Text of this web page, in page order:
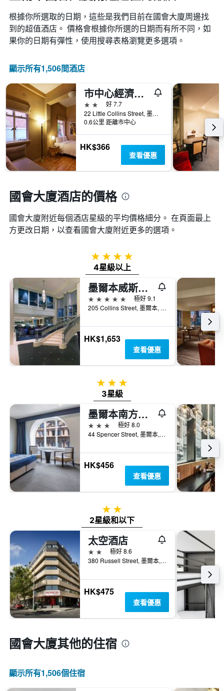
根據你所選取的日期，這些是我們目前在國會大廈​周邊找
到的超值​酒店。 價格會根據你所選的日期而有所不同，如
果你的日期有彈性，使用搜尋表格瀏覽更多選項。
顯示所有1,506間酒店
市中心經濟型酒店
2星級
好 7.7
22 Little Collins Street, 墨爾本, VIC, 澳洲
0.6公里 距離市中心
HK$366
查看優惠
國會大廈酒店的價格
國會大廈附近每個酒店星級的平均價格細分。 在頁面最上
方更改日期，以查看國會大廈​附近更多的選項。
4星級
4星級以上
墨爾本威斯汀酒店
5星級
極好 9.1
205 Collins Street, 墨爾本, VIC, 澳洲
HK$1,653
查看優惠
3星級
3星級
墨爾本南方大酒店
3星級
極好 8.0
44 Spencer Street, 墨爾本, VIC, 澳洲
HK$456
查看優惠
2星級
2星級和以下
太空酒店
2星級
極好 8.6
380 Russell Street, 墨爾本, VIC, 澳洲
HK$475
查看優惠
國會大廈​其他的住宿
顯示所有1,506​個住宿